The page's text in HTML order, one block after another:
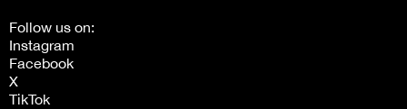
Follow us on:
Instagram
Facebook
X
TikTok